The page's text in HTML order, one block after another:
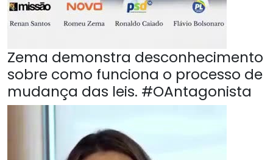
Zema demonstra desconhecimento
sobre como funciona o processo de
mudança das leis. #OAntagonista